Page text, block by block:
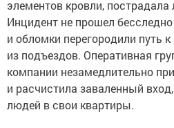
элементов кровли,
Инцидент не прошел
и обломки перегородили путь
из подъездов. Оперативная
компании незамедлительно
и расчистила заваленный
людей в свои квартиры.